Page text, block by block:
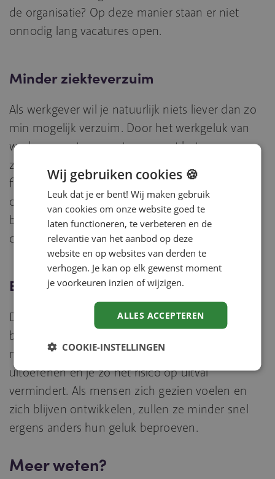
de organisatie? Op deze manier staan er niet
onnodig lang vacatures open.
Minder ziekteverzuim
Als werkgever wil je natuurlijk niets liever dan zo
min mogelijk verzuim. Door het werkgeluk van
werknemers te vergroten, neemt het
ziekteverzuim af. Creëer voor leerkrachten een
fijne werkplek, geef regelmatig complimenten,
organiseer een bedrijfsuitje, betrek je personeel
bij belangrijke beslissingen én luister naar
carrièrewensen.
Bespaart kosten
Door aandacht voor duurzame inzetbaarheid
bespaar je als werkgever kosten. Dit omdat
medewerkers hun functie met plezier (en goed)
uitoefenen en je zo het risico op uitval
vermindert. Als mensen zich gezien voelen en
zich blijven ontwikkelen, zullen ze minder snel
ergens anders hun geluk beproeven.
Meer weten?
Wij gebruiken cookies 🍪
Leuk dat je er bent! Wij maken gebruik
van cookies om onze website goed te
laten functioneren, te verbeteren en de
relevantie van het aanbod op deze
website en op websites van derden te
verhogen. Je kan op elk gewenst moment
je voorkeuren inzien of wijzigen.
ALLES ACCEPTEREN
COOKIE-INSTELLINGEN